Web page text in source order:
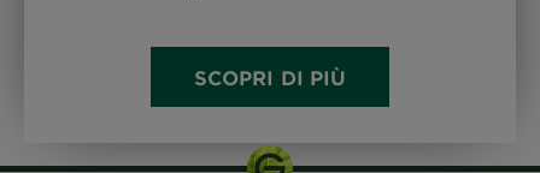
SCOPRI DI PIÙ